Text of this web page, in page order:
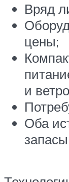
Вряд
цены;
и
Оба